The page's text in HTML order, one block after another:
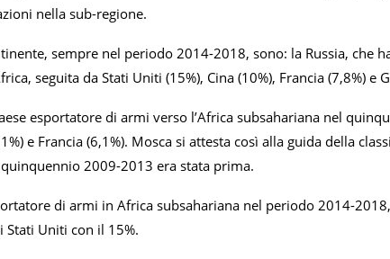
nella sub-regione.
sempre nel periodo 2014-2018, sono: la Russia, che
seguita da Stati Uniti (15%), Cina (10%), Francia (7,8%) e
esportatore di armi verso l’Africa subsahariana nel
e Francia (6,1%). Mosca si attesta così alla guida della
2009-2013 era stata prima.
di armi in Africa subsahariana nel periodo 2014-
Stati Uniti con il 15%.